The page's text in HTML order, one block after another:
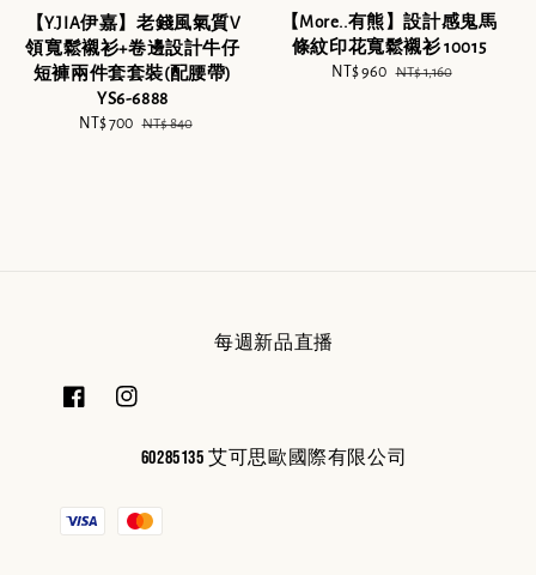
【Y.JIA伊嘉】老錢風氣質V
領寬鬆襯衫+卷邊設計牛仔
短褲兩件套套裝(配腰帶)
YS6-6888
Sale
NT$ 700 Regular
NT$ 840
【More..有熊】設計感鬼馬
條紋印花寬鬆襯衫 10015
Sale
NT$ 960 Regular
NT$ 1,160
每週新品直播
60285135 艾可思歐國際有限公司